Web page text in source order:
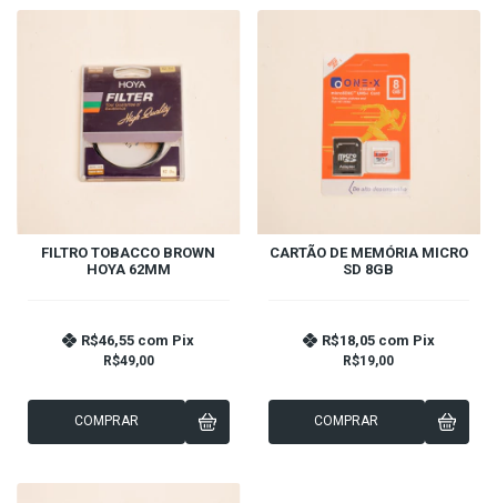
FILTRO TOBACCO BROWN
HOYA 62MM
R$49,00
R$46,55 com Pix
COMPRAR
CARTÃO DE MEMÓRIA MICRO
SD 8GB
R$19,00
R$18,05 com Pix
COMPRAR